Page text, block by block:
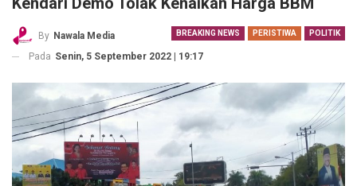
BREAKING NEWS PERISTIWA POLITIK
By Nawala Media
Pada Senin, 5 September 2022 | 19:17